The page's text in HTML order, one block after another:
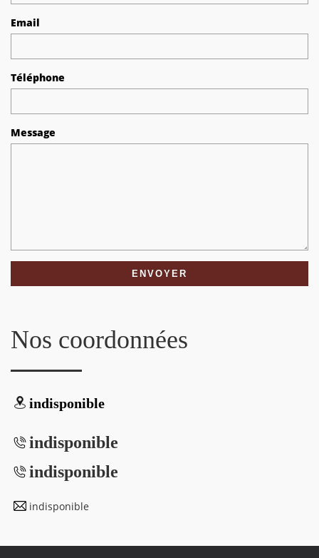
Email
Téléphone
Message
Nos coordonnées
indisponible
indisponible
indisponible
indisponible